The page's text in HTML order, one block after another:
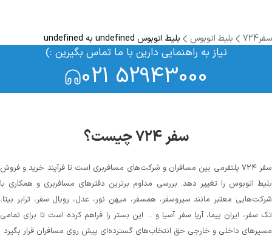
سفر724 بلیط اتوبوس بلیط اتوبوس undefined به undefined
نیاز به راهنمایی دارین با ما تماس بگیرین :)
021 52943000
سفر ۷۲۴ چیست؟
سفر ۷۲۴ پلتفرمی بین مسافران و شرکت‌های مسافربری است تا فرآیند خرید و فروش
بلیط اتوبوس را تغییر دهد. بررسی مداوم برترین دفترهای مسافربری و همکاری با
شرکت‌هایی معتبر مانند سیروسفر، همسفر، میهن‌ نور، عدل، رویال سفر، ترابر بیتا،
تک سفر، ایران پیما، آریا سفر آسیا و ... این بستر را فراهم کرده است تا برای تمامی
مسیرهای داخلی و خارجی حق انتخاب‌های گسترده‌ای پیش روی مسافران قرار بگیرد